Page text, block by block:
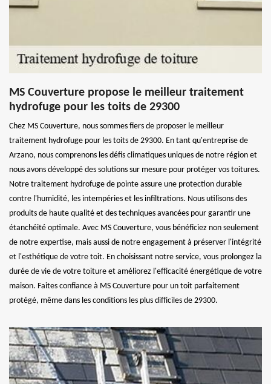
MS Couverture propose le meilleur traitement
hydrofuge pour les toits de 29300
Chez MS Couverture, nous sommes fiers de proposer le meilleur
traitement hydrofuge pour les toits de 29300. En tant qu'entreprise de
Arzano, nous comprenons les défis climatiques uniques de notre région et
nous avons développé des solutions sur mesure pour protéger vos toitures.
Notre traitement hydrofuge de pointe assure une protection durable
contre l'humidité, les intempéries et les infiltrations. Nous utilisons des
produits de haute qualité et des techniques avancées pour garantir une
étanchéité optimale. Avec MS Couverture, vous bénéficiez non seulement
de notre expertise, mais aussi de notre engagement à préserver l'intégrité
et l'esthétique de votre toit. En choisissant notre service, vous prolongez la
durée de vie de votre toiture et améliorez l'efficacité énergétique de votre
maison. Faites confiance à MS Couverture pour un toit parfaitement
protégé, même dans les conditions les plus difficiles de 29300.